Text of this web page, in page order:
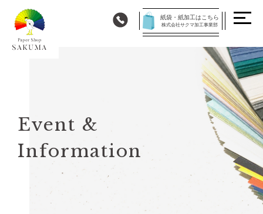
紙袋・紙加工はこちら
株式会社サクマ加工事業部
Event &
Information